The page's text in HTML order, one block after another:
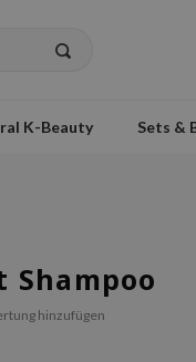
K-Beauty Sets &
Shampoo
hinzufügen